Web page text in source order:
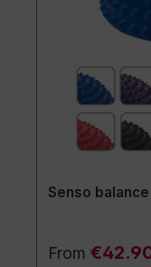
Senso
From